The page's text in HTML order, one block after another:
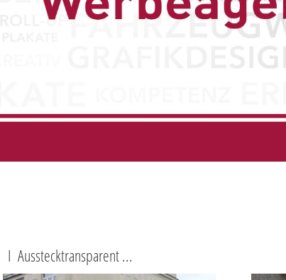
Ausstecktransparent ...